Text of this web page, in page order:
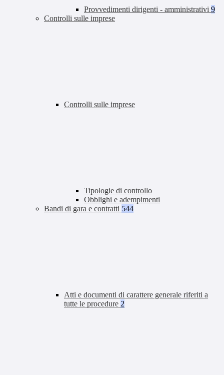
Provvedimenti dirigenti - amministrativi 9
Controlli sulle imprese
Controlli sulle imprese
Tipologie di controllo
Obblighi e adempimenti
Bandi di gara e contratti 544
Atti e documenti di carattere generale riferiti a
tutte le procedure 2